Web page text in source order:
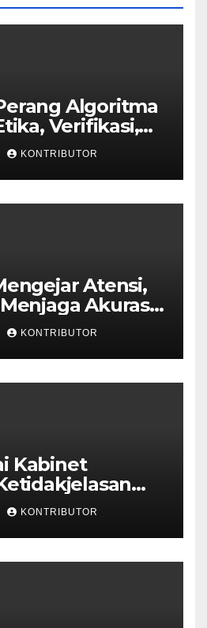
Algoritma
Verifikasi,
KONTRIBUTOR
Atensi,
Akurasi
Publik
KONTRIBUTOR
Kabinet
dan
KONTRIBUTOR